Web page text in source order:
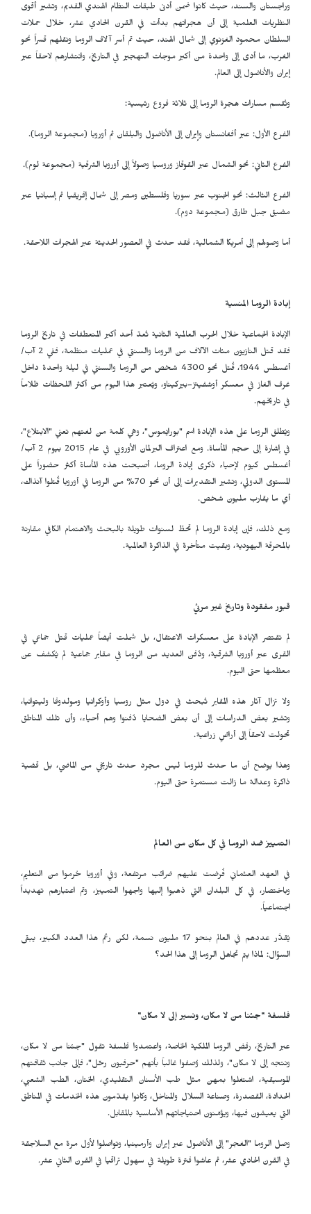
وراجستان والسند، حيث كانوا ضمن أدنى طبقات النظام الهندي القديم، وتشير أقوى
النظريات العلمية إلى أن هجراتهم بدأت في القرن الحادي عشر، خلال حملات
السلطان محمود الغزنوي إلى شمال الهند، حيث تم أسر آلاف الروما ونقلهم قسراً نحو
الغرب، ما أدى إلى واحدة من أكبر موجات التهجير في التاريخ، وانتشارهم لاحقاً عبر
إيران والأناضول إلى العالم.
وتُقسم مسارات هجرة الروما إلى ثلاثة فروع رئيسية:
الفرع الأول: عبر أفغانستان وإيران إلى الأناضول والبلقان ثم أوروبا (مجموعة الروما).
الفرع الثاني: نحو الشمال عبر القوقاز وروسيا وصولاً إلى أوروبا الشرقية (مجموعة لوم).
الفرع الثالث: نحو الجنوب عبر سوريا وفلسطين ومصر إلى شمال إفريقيا ثم إسبانيا عبر
مضيق جبل طارق (مجموعة دوم).
أما وصولهم إلى أمريكا الشمالية، فقد حدث في العصور الحديثة عبر الهجرات اللاحقة.
إبادة الروما المنسية
الإبادة الجماعية خلال الحرب العالمية الثانية تُعدّ أحد أكبر المنعطفات في تاريخ الروما
فقد قتل النازيون مئات الآلاف من الروما والسنتي في عمليات منظمة، ففي 2 آب/
أغسطس 1944، قُتل نحو 4300 شخص من الروما والسنتي في ليلة واحدة داخل
غرف الغاز في معسكر أوشفيتز-بيركيناو، ويُعتبر هذا اليوم من أكثر اللحظات ظلاماً
في تاريخهم.
ويُطلق الروما على هذه الإبادة اسم "بورايْموس"، وهي كلمة من لغتهم تعني "الابتلاع"،
في إشارة إلى حجم المأساة. ومع اعتراف البرلمان الأوروبي في عام 2015 بيوم 2 آب/
أغسطس كيوم لإحياء ذكرى إبادة الروما، أصبحت هذه المأساة أكثر حضوراً على
المستوى الدولي، وتشير التقديرات إلى أن نحو 70% من الروما في أوروبا قُتلوا آنذاك،
أي ما يقارب مليون شخص.
ومع ذلك، فإن إبادة الروما لم تحظَ لسنوات طويلة بالبحث والاهتمام الكافي مقارنة
بالمحرقة اليهودية، وبقيت متأخرة في الذاكرة العالمية.
قبور مفقودة وتاريخ غير مرئي
لم تقتصر الإبادة على معسكرات الاعتقال، بل شملت أيضاً عمليات قتل جماعي في
القرى عبر أوروبا الشرقية، ودُفن العديد من الروما في مقابر جماعية لم يُكشف عن
معظمها حتى اليوم.
ولا تزال آثار هذه المقابر تُبحث في دول مثل روسيا وأوكرانيا ومولدوفا وليتوانيا،
وتشير بعض الدراسات إلى أن بعض الضحايا دُفنوا وهم أحياء، وأن تلك المناطق
تحولت لاحقاً إلى أراضٍ زراعية.
وهذا يوضح أن ما حدث للروما ليس مجرد حدث تاريخي من الماضي، بل قضية
ذاكرة وعدالة ما زالت مستمرة حتى اليوم.
التمييز ضد الروما في كل مكان من العالم
في العهد العثماني فُرضت عليهم ضرائب مرتفعة، وفي أوروبا حُرموا من التعليم،
وباختصار، في كل البلدان التي ذهبوا إليها واجهوا التمييز، وتم اعتبارهم تهديداً
اجتماعياً.
يُقدَّر عددهم في العالم بنحو 17 مليون نسمة، لكن رغم هذا العدد الكبير، يبقى
السؤال: لماذا يتم تجاهل الروما إلى هذا الحد؟
فلسفة "جئنا من لا مكان، ونسير إلى لا مكان"
عبر التاريخ، رفض الروما الملكية الخاصة، واعتمدوا فلسفة تقول "جئنا من لا مكان،
ونتجه إلى لا مكان"، ولذلك وُصفوا غالباً بأنهم "حرفيون رحّل"، فإلى جانب ثقافتهم
الموسيقية، اشتغلوا بمهن مثل طب الأسنان التقليدي، الختان، الطب الشعبي،
الحدادة، القصدرة، وصناعة السلال والمناخل، وكانوا يقدّمون هذه الخدمات في المناطق
التي يعيشون فيها، ويؤمّنون احتياجاتهم الأساسية بالمقابل.
وصل الروما "الغجر" إلى الأناضول عبر إيران وأرمينيا، وتواصلوا لأول مرة مع السلاجقة
في القرن الحادي عشر، ثم عاشوا فترة طويلة في سهول تراقيا في القرن الثاني عشر.